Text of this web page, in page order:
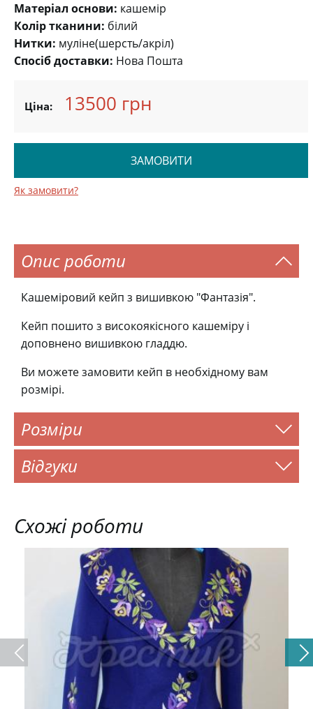
Матеріал основи: кашемір
Колір тканини: білий
Нитки: муліне(шерсть/акріл)
Спосіб доставки: Нова Пошта
Ціна: 13500 грн
ЗАМОВИТИ
Як замовити?
Опис роботи
Кашеміровий кейп з вишивкою "Фантазія".
Кейп пошито з високоякісного кашеміру і
доповнено вишивкою гладдю.
Ви можете замовити кейп в необхідному вам
розмірі.
Розміри
Відгуки
Схожі роботи